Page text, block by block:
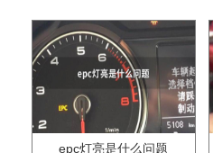
epc灯亮是什么问题